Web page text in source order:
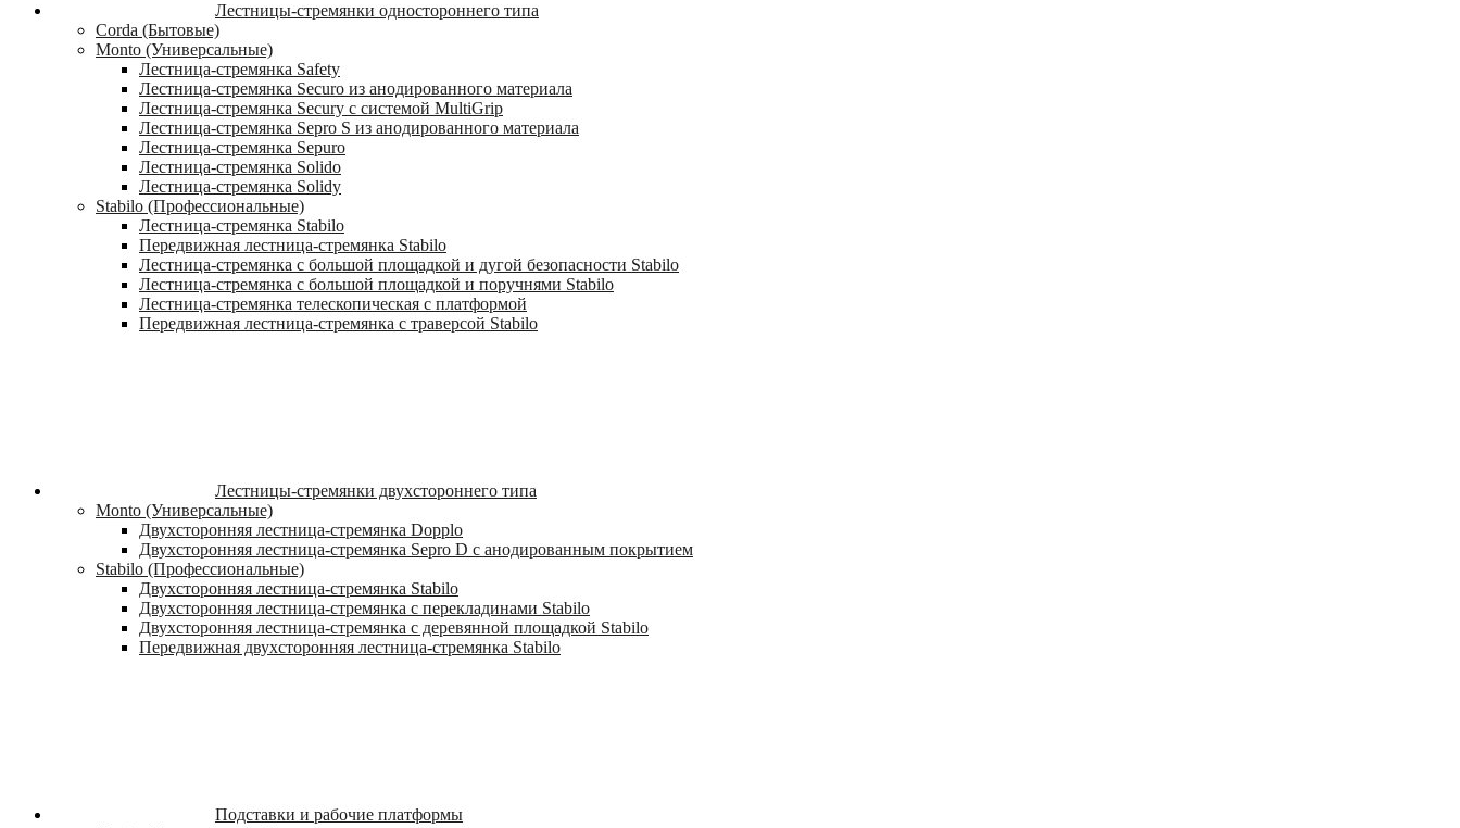
Лестницы-стремянки одностороннего типа
Corda (Бытовые)
Monto (Универсальные)
Лестница-стремянка Safety
Лестница-стремянка Securo из анодированного материала
Лестница-стремянка Secury с системой MultiGrip
Лестница-стремянка Sepro S из анодированного материала
Лестница-стремянка Sepuro
Лестница-стремянка Solido
Лестница-стремянка Solidy
Stabilo (Профессиональные)
Лестница-стремянка Stabilo
Передвижная лестница-стремянка Stabilo
Лестница-стремянка с большой площадкой и дугой безопасности Stabilo
Лестница-стремянка с большой площадкой и поручнями Stabilo
Лестница-стремянка телескопическая с платформой
Передвижная лестница-стремянка с траверсой Stabilo
Лестницы-стремянки двухстороннего типа
Monto (Универсальные)
Двухсторонняя лестница-стремянка Dopplo
Двухсторонняя лестница-стремянка Sepro D с анодированным покрытием
Stabilo (Профессиональные)
Двухсторонняя лестница-стремянка Stabilo
Двухсторонняя лестница-стремянка с перекладинами Stabilo
Двухсторонняя лестница-стремянка с деревянной площадкой Stabilo
Передвижная двухсторонняя лестница-стремянка Stabilo
Подставки и рабочие платформы